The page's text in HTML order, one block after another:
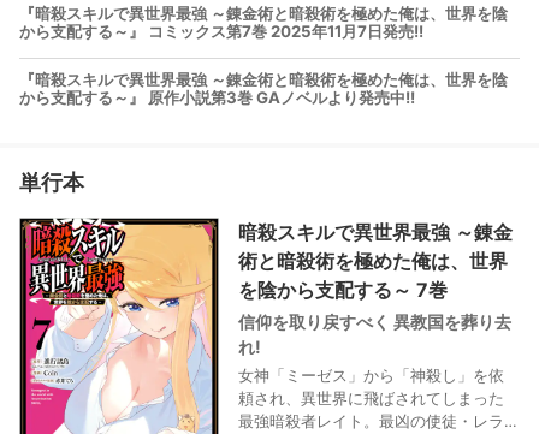
『暗殺スキルで異世界最強 ～錬金術と暗殺術を極めた俺は、世界を陰
から支配する～』 コミックス第7巻 2025年11月7日発売!!
『暗殺スキルで異世界最強 ～錬金術と暗殺術を極めた俺は、世界を陰
から支配する～』 原作小説第3巻 GAノベルより発売中!!
単行本
暗殺スキルで異世界最強 ～錬金
術と暗殺術を極めた俺は、世界
を陰から支配する～ 7巻
信仰を取り戻すべく 異教国を葬り去
れ!
女神「ミーゼス」から「神殺し」を依
頼され、異世界に飛ばされてしまった
最強暗殺者レイト。最凶の使徒・レラ